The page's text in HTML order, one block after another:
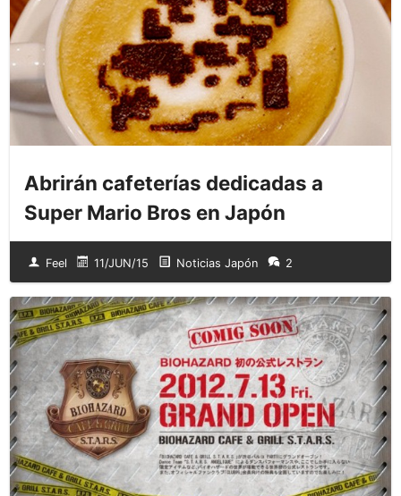
Abrirán cafeterías dedicadas a
Super Mario Bros en Japón
Feel 11/JUN/15 Noticias Japón 2